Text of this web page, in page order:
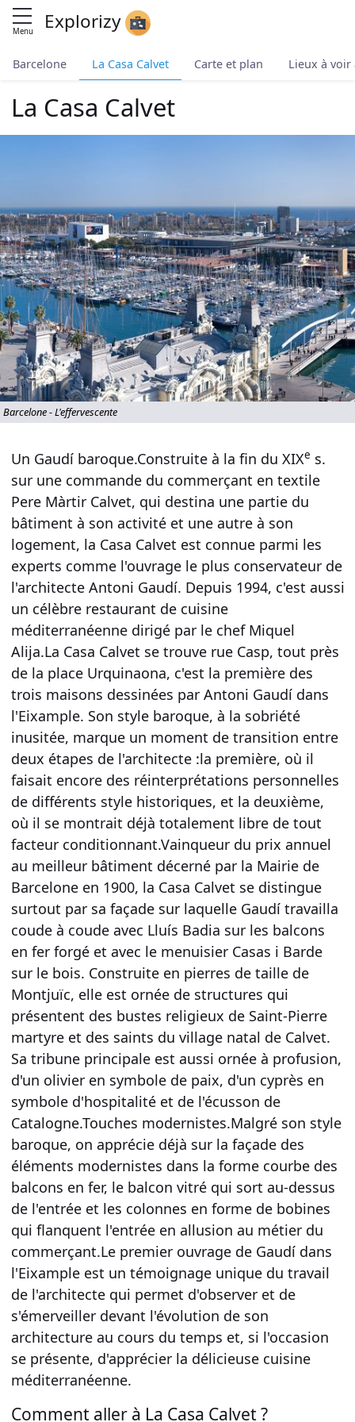
Menu Explorizy
Barcelone La Casa Calvet Carte et plan Lieux à
La Casa Calvet
Barcelone - L'effervescente
Un Gaudí baroque.Construite à la fin du XIXe s.
sur une commande du commerçant en textile
Pere Màrtir Calvet, qui destina une partie du
bâtiment à son activité et une autre à son
logement, la Casa Calvet est connue parmi les
experts comme l'ouvrage le plus conservateur de
l'architecte Antoni Gaudí. Depuis 1994, c'est aussi
un célèbre restaurant de cuisine
méditerranéenne dirigé par le chef Miquel
Alija.La Casa Calvet se trouve rue Casp, tout près
de la place Urquinaona, c'est la première des
trois maisons dessinées par Antoni Gaudí dans
l'Eixample. Son style baroque, à la sobriété
inusitée, marque un moment de transition entre
deux étapes de l'architecte :la première, où il
faisait encore des réinterprétations personnelles
de différents style historiques, et la deuxième,
où il se montrait déjà totalement libre de tout
facteur conditionnant.Vainqueur du prix annuel
au meilleur bâtiment décerné par la Mairie de
Barcelone en 1900, la Casa Calvet se distingue
surtout par sa façade sur laquelle Gaudí travailla
coude à coude avec Lluís Badia sur les balcons
en fer forgé et avec le menuisier Casas i Barde
sur le bois. Construite en pierres de taille de
Montjuïc, elle est ornée de structures qui
présentent des bustes religieux de Saint-Pierre
martyre et des saints du village natal de Calvet.
Sa tribune principale est aussi ornée à profusion,
d'un olivier en symbole de paix, d'un cyprès en
symbole d'hospitalité et de l'écusson de
Catalogne.Touches modernistes.Malgré son style
baroque, on apprécie déjà sur la façade des
éléments modernistes dans la forme courbe des
balcons en fer, le balcon vitré qui sort au-dessus
de l'entrée et les colonnes en forme de bobines
qui flanquent l'entrée en allusion au métier du
commerçant.Le premier ouvrage de Gaudí dans
l'Eixample est un témoignage unique du travail
de l'architecte qui permet d'observer et de
s'émerveiller devant l'évolution de son
architecture au cours du temps et, si l'occasion
se présente, d'apprécier la délicieuse cuisine
méditerranéenne.
Comment aller à La Casa Calvet ?